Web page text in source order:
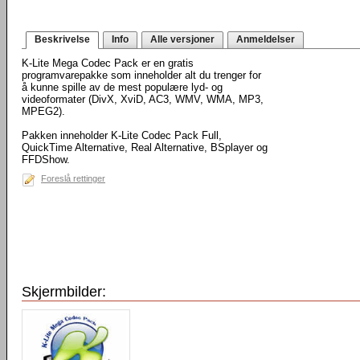
Beskrivelse Info Alle versjoner Anmeldelser
K-Lite Mega Codec Pack er en gratis
programvarepakke som inneholder alt du trenger for
å kunne spille av de mest populære lyd- og
videoformater (DivX, XviD, AC3, WMV, WMA, MP3,
MPEG2).
Pakken inneholder K-Lite Codec Pack Full,
QuickTime Alternative, Real Alternative, BSplayer og
FFDShow.
Foreslå rettinger
Skjermbilder: